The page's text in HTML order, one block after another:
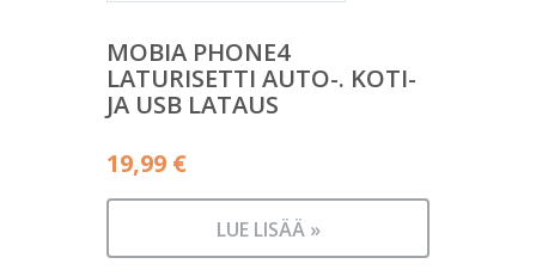
MOBIA PHONE4
LATURISETTI AUTO-. KOTI-
JA USB LATAUS
19,99 €
LUE LISÄÄ »